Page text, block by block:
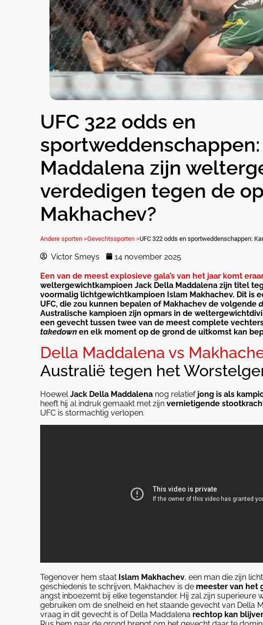
UFC 322 odds en
Maddalena zijn
verdedigen tegen de
Makhachev?
Andere sporten >Gevechtssporten >UFC 322 odds en sportweddenschappen:
Victor Smeys 14 november 2025
Een van de meest explosieve gala’s van het jaar komt
weltergewichtkampioen Jack Della Maddalena zijn titel
voormalig lichtgewichtkampioen Islam Makhachev. Dit is
UFC, die zou kunnen bepalen of Makhachev de volgende
Australische kampioen zijn opmars in de
een gevecht tussen twee van de meest complete
takedown en elk moment op de grond de uitkomst kan
Della Maddalena vs
Australië tegen het
HoewelJack Della Maddalena nog relatief jong is als
heeft hij al indruk gemaakt met zijn vernietigende
UFC is stormachtig verlopen.
Tegenover hem staat Islam Makhachev, een man die zijn
geschiedenis te schrijven. Makhachev is de meester van het
angst inboezemt bij elke tegenstander. Hij zal zijn
gebruiken om de snelheid en het staande gevecht van Della
vraag in dit gevecht is of Della Maddalena rechtop kan